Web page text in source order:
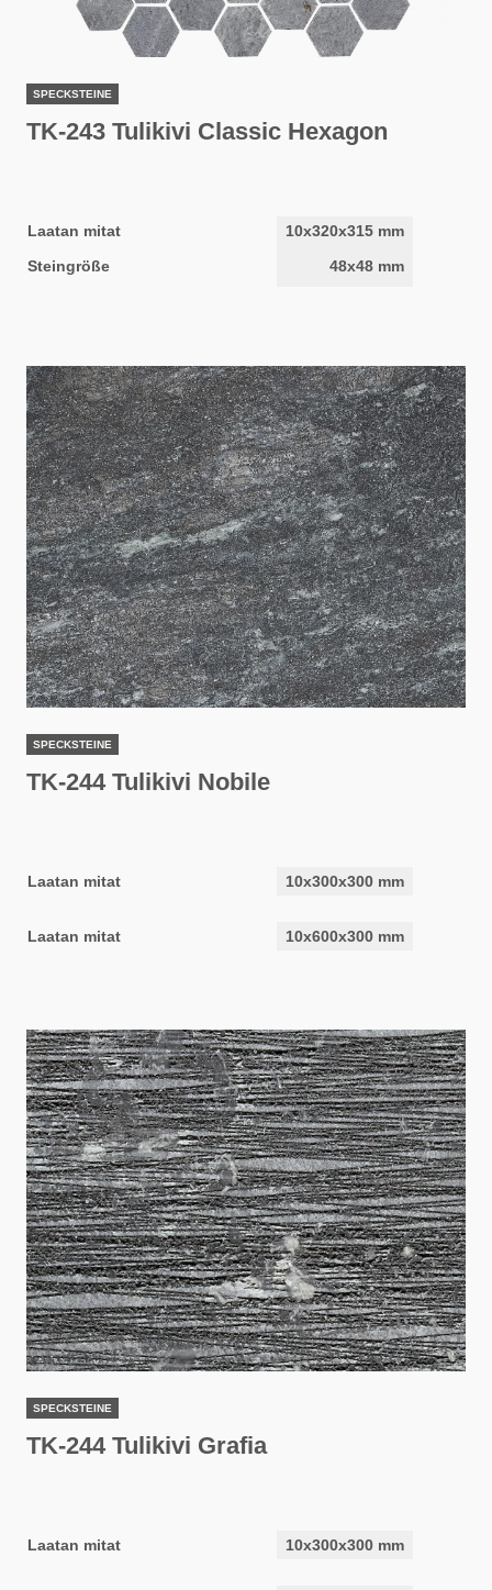
SPECKSTEINE
TK-243 Tulikivi Classic Hexagon
Laatan mitat
10x320x315 mm
Steingröße
48x48 mm
SPECKSTEINE
TK-244 Tulikivi Nobile
Laatan mitat 10x300x300 mm
Laatan mitat 10x600x300 mm
SPECKSTEINE
TK-244 Tulikivi Grafia
Laatan mitat 10x300x300 mm